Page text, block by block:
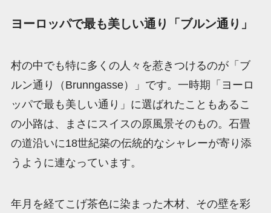
ヨーロッパで最も美しい通り「ブルン通り」
村の中でも特に多くの人々を惹きつけるのが「ブ
ルン通り（Brunngasse）」です。一時期「ヨーロ
ッパで最も美しい通り」に選ばれたこともあるこ
の小路は、まさにスイスの原風景そのもの。石畳
の道沿いに18世紀築の伝統的なシャレーが寄り添
うように連なっています。
年月を経てこげ茶色に染まった木材、その壁を彩